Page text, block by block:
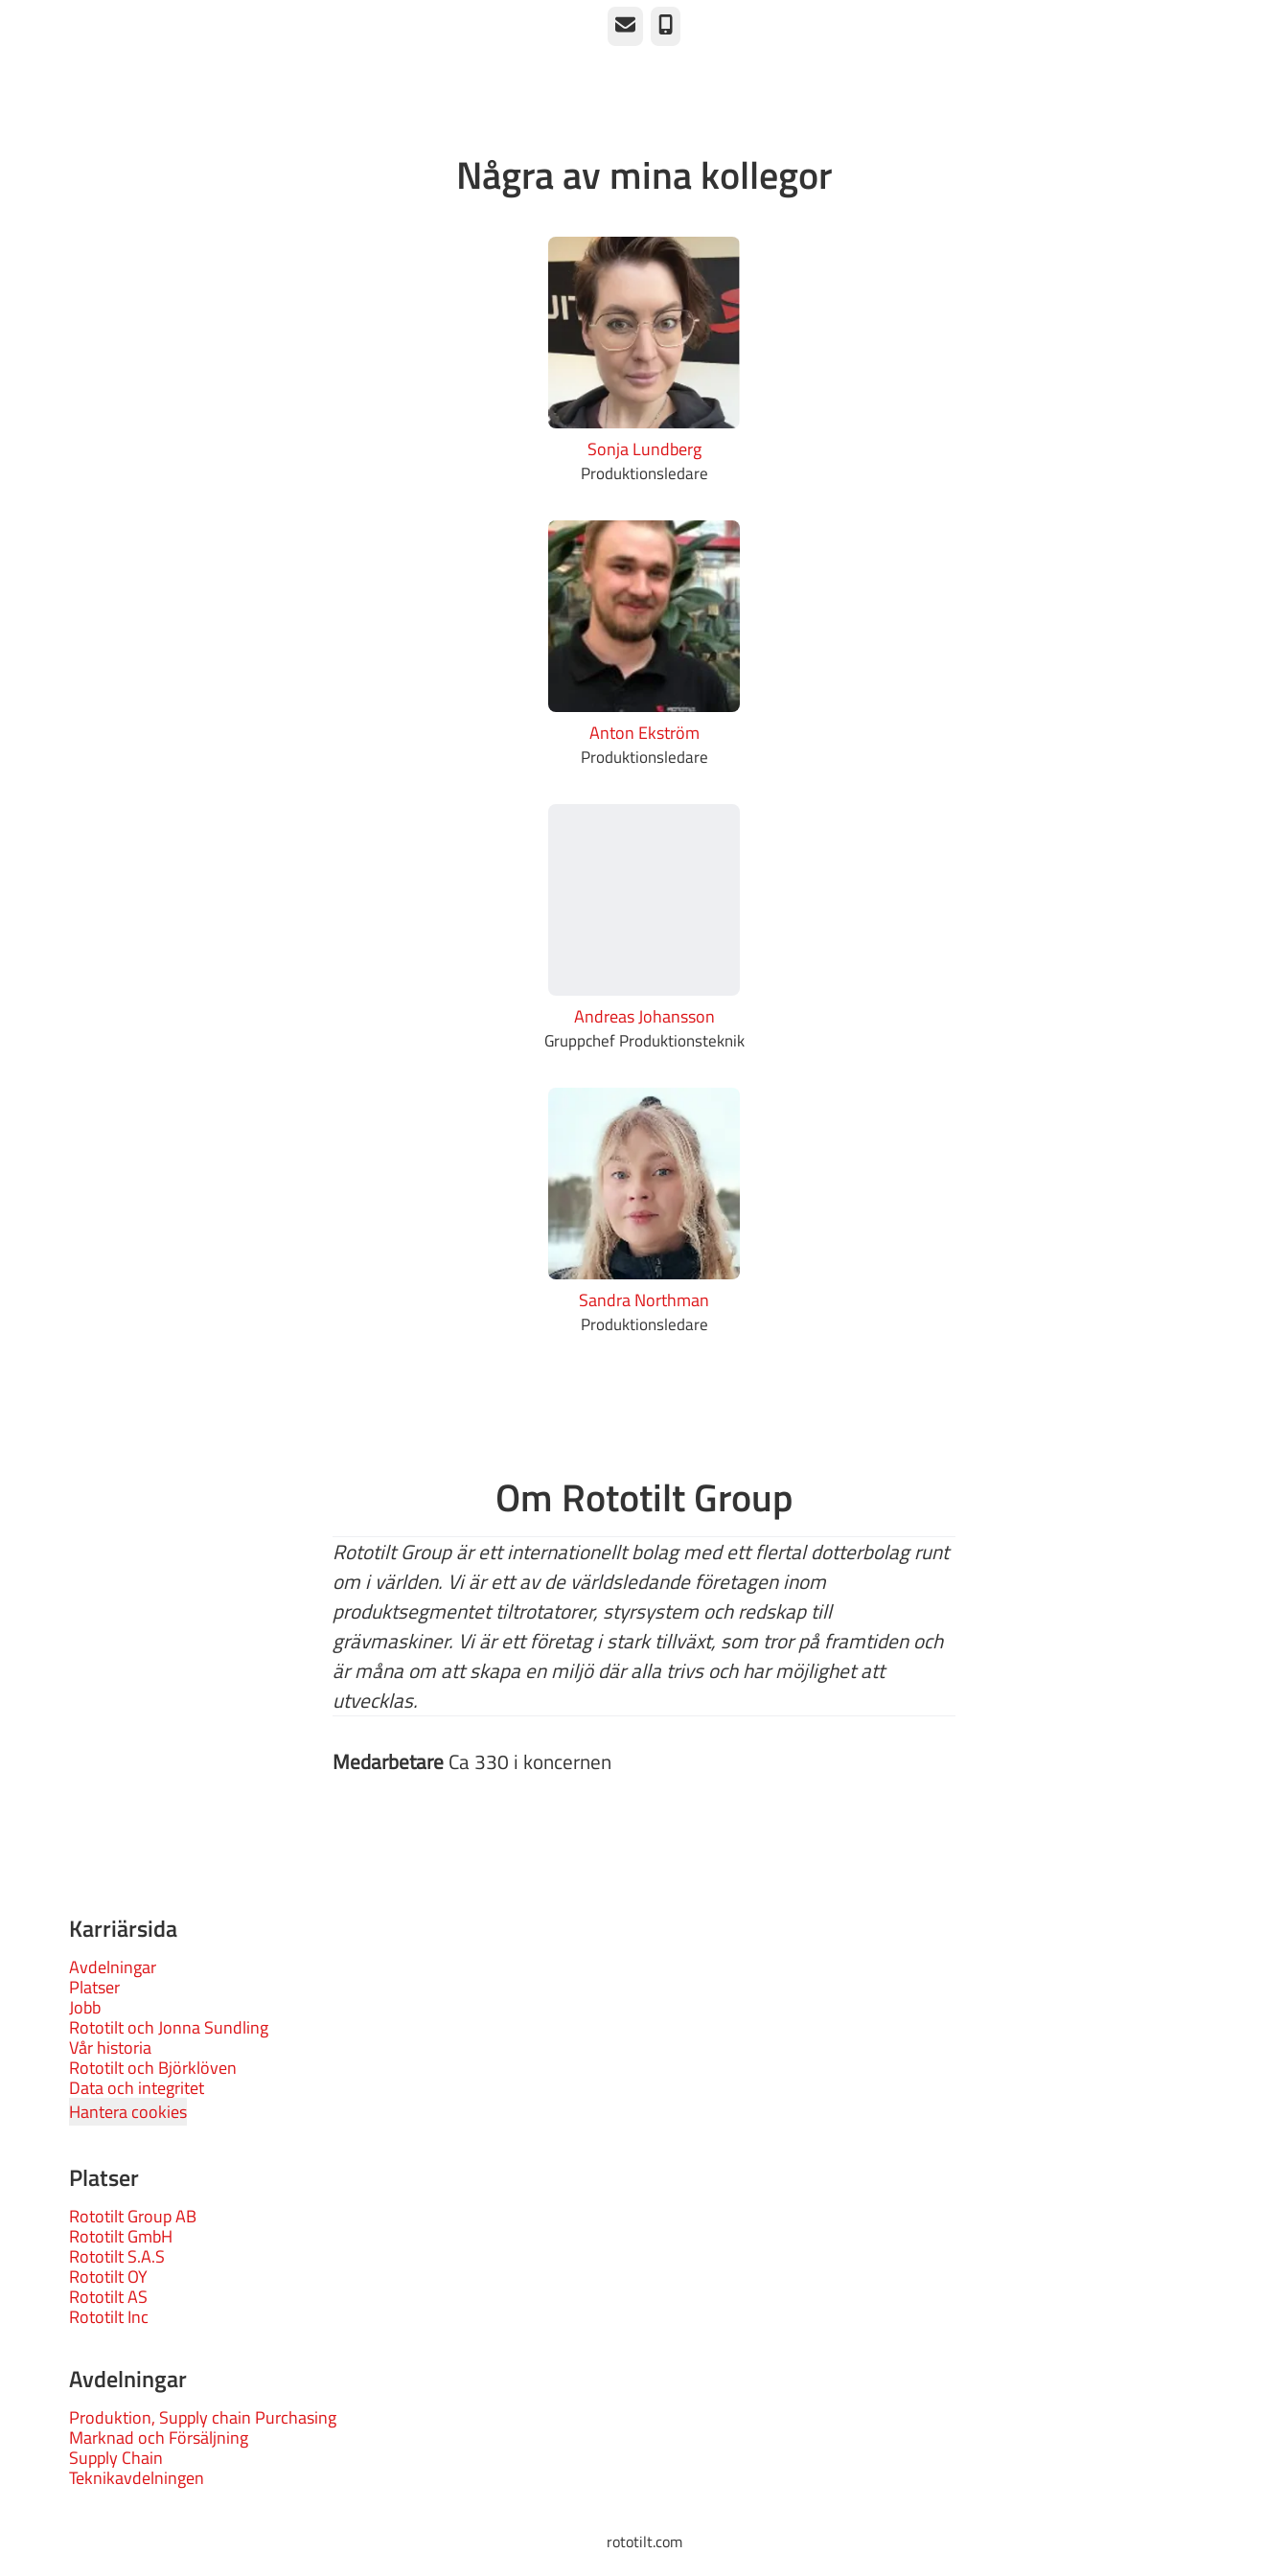
E-postTelefon
Några av mina kollegor
Sonja Lundberg
Produktionsledare
Anton Ekström
Produktionsledare
Andreas Johansson
Gruppchef Produktionsteknik
Sandra Northman
Produktionsledare
Om Rototilt Group
Rototilt Group är ett internationellt bolag med ett flertal dotterbolag runt
om i världen. Vi är ett av de världsledande företagen inom
produktsegmentet tiltrotatorer, styrsystem och redskap till
grävmaskiner. Vi är ett företag i stark tillväxt, som tror på framtiden och
är måna om att skapa en miljö där alla trivs och har möjlighet att
utvecklas.
MedarbetareCa 330 i koncernen
Karriärsida
Avdelningar
Platser
Jobb
Rototilt och Jonna Sundling
Vår historia
Rototilt och Björklöven
Data och integritet
Hantera cookies
Platser
Rototilt Group AB
Rototilt GmbH
Rototilt S.A.S
Rototilt OY
Rototilt AS
Rototilt Inc
Avdelningar
Produktion, Supply chain Purchasing
Marknad och Försäljning
Supply Chain
Teknikavdelningen
rototilt.com